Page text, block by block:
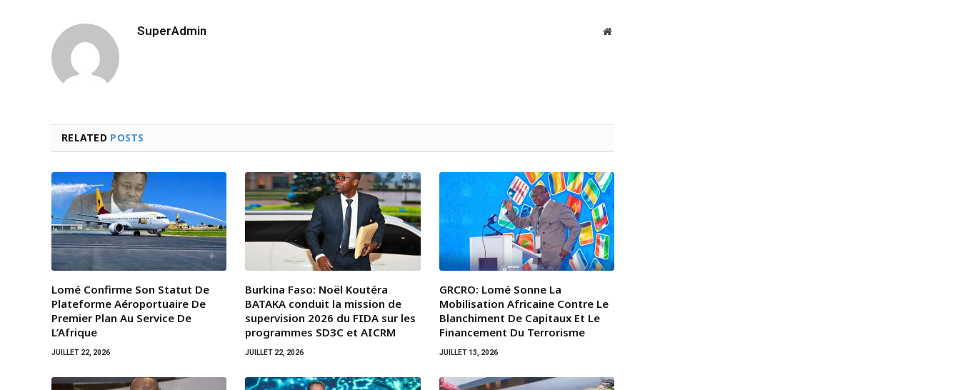
SuperAdmin Website
RELATED POSTS
Lomé Confirme Son Statut De
Plateforme Aéroportuaire De
Premier Plan Au Service De
L’Afrique
JUILLET 22, 2026
Burkina Faso: Noël Koutéra
BATAKA conduit la mission de
supervision 2026 du FIDA sur les
programmes SD3C et AICRM
JUILLET 22, 2026
GRCRO: Lomé Sonne La
Mobilisation Africaine Contre Le
Blanchiment De Capitaux Et Le
Financement Du Terrorisme
JUILLET 13, 2026